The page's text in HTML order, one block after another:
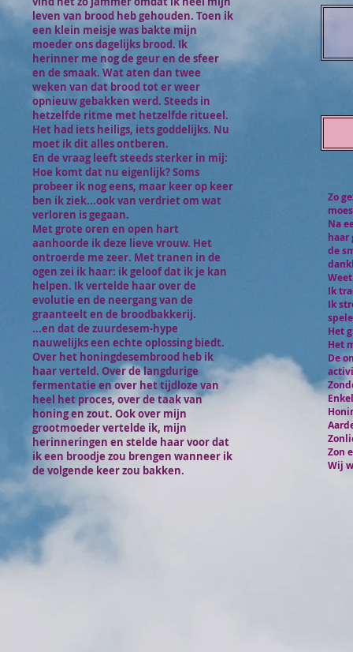
leven van brood heb gehouden. Toen ik
een klein meisje was bakte mijn
moeder ons dagelijks brood. Ik
herinner me nog de geur en de sfeer
en de smaak. Wat aten dan twee
weken van dat brood tot er weer
opnieuw gebakken werd. Steeds in
hetzelfde ritme met hetzelfde ritueel.
Het had iets heiligs, iets goddelijks. Nu
moet ik dit alles ontberen.
En de vraag leeft steeds sterker in mij:
Hoe komt dat nu eigenlijk? Soms
probeer ik nog eens, maar keer op keer
ben ik ziek...ook van verdriet om wat
verloren is gegaan.
Met grote oren en open hart
aanhoorde ik deze lieve vrouw. Het
ontroerde me zeer. Met tranen in de
ogen zei ik haar: ik geloof dat ik je kan
helpen. Ik vertelde haar over de
evolutie en de neergang van de
graanteelt en de broodbakkerij.
...en dat de zuurdesem-hype
nauwelijks een echte oplossing biedt.
Over het honingdesembrood heb ik
haar verteld. Over de langdurige
fermentatie en over het tijdloze van
heel het proces, over de taak van
honing en zout. Ook over mijn
grootmoeder vertelde ik, mijn
herinneringen en stelde haar voor dat
ik een broodje zou brengen wanneer ik
de volgende keer zou bakken.
Zo
Na
haar
de
Ik
Ik
Het
Het
De
Zon
Wij